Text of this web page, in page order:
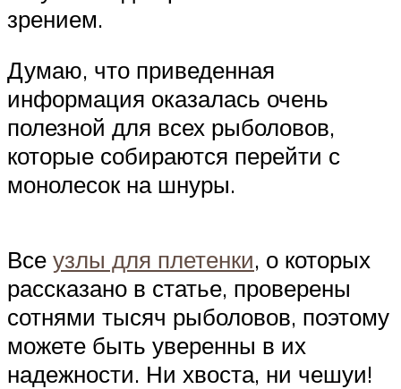
зрением.
Думаю, что приведенная
информация оказалась очень
полезной для всех рыболовов,
которые собираются перейти с
монолесок на шнуры.
Все узлы для плетенки, о которых
рассказано в статье, проверены
сотнями тысяч рыболовов, поэтому
можете быть уверенны в их
надежности. Ни хвоста, ни чешуи!